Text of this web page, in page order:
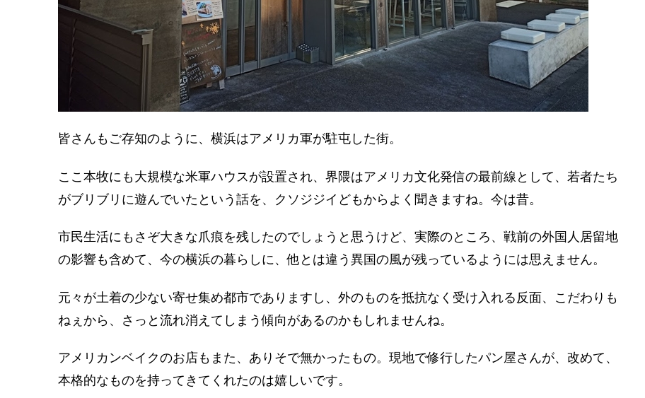
皆さんもご存知のように、横浜はアメリカ軍が駐屯した街。
ここ本牧にも大規模な米軍ハウスが設置され、界隈はアメリカ文化発信の最前線として、若者たち
がブリブリに遊んでいたという話を、クソジジイどもからよく聞きますね。今は昔。
市民生活にもさぞ大きな爪痕を残したのでしょうと思うけど、実際のところ、戦前の外国人居留地
の影響も含めて、今の横浜の暮らしに、他とは違う異国の風が残っているようには思えません。
元々が土着の少ない寄せ集め都市でありますし、外のものを抵抗なく受け入れる反面、こだわりも
ねぇから、さっと流れ消えてしまう傾向があるのかもしれませんね。
アメリカンベイクのお店もまた、ありそで無かったもの。現地で修行したパン屋さんが、改めて、
本格的なものを持ってきてくれたのは嬉しいです。